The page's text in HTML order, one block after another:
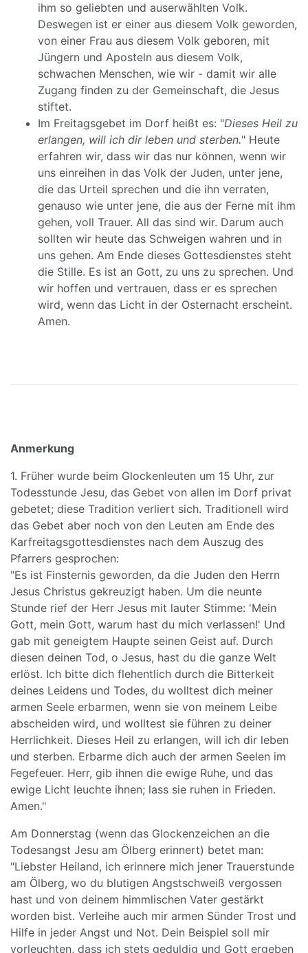
ihm so geliebten und auserwählten Volk.
Deswegen ist er einer aus diesem Volk geworden,
von einer Frau aus diesem Volk geboren, mit
Jüngern und Aposteln aus diesem Volk,
schwachen Menschen, wie wir - damit wir alle
Zugang finden zu der Gemeinschaft, die Jesus
stiftet.
Im Freitagsgebet im Dorf heißt es: "Dieses Heil zu
erlangen, will ich dir leben und sterben." Heute
erfahren wir, dass wir das nur können, wenn wir
uns einreihen in das Volk der Juden, unter jene,
die das Urteil sprechen und die ihn verraten,
genauso wie unter jene, die aus der Ferne mit ihm
gehen, voll Trauer. All das sind wir. Darum auch
sollten wir heute das Schweigen wahren und in
uns gehen. Am Ende dieses Gottesdienstes steht
die Stille. Es ist an Gott, zu uns zu sprechen. Und
wir hoffen und vertrauen, dass er es sprechen
wird, wenn das Licht in der Osternacht erscheint.
Amen.
Anmerkung
1. Früher wurde beim Glockenleuten um 15 Uhr, zur
Todesstunde Jesu, das Gebet von allen im Dorf privat
gebetet; diese Tradition verliert sich. Traditionell wird
das Gebet aber noch von den Leuten am Ende des
Karfreitagsgottesdienstes nach dem Auszug des
Pfarrers gesprochen:
"Es ist Finsternis geworden, da die Juden den Herrn
Jesus Christus gekreuzigt haben. Um die neunte
Stunde rief der Herr Jesus mit lauter Stimme: 'Mein
Gott, mein Gott, warum hast du mich verlassen!' Und
gab mit geneigtem Haupte seinen Geist auf. Durch
diesen deinen Tod, o Jesus, hast du die ganze Welt
erlöst. Ich bitte dich flehentlich durch die Bitterkeit
deines Leidens und Todes, du wolltest dich meiner
armen Seele erbarmen, wenn sie von meinem Leibe
abscheiden wird, und wolltest sie führen zu deiner
Herrlichkeit. Dieses Heil zu erlangen, will ich dir leben
und sterben. Erbarme dich auch der armen Seelen im
Fegefeuer. Herr, gib ihnen die ewige Ruhe, und das
ewige Licht leuchte ihnen; lass sie ruhen in Frieden.
Amen."
Am Donnerstag (wenn das Glockenzeichen an die
Todesangst Jesu am Ölberg erinnert) betet man:
"Liebster Heiland, ich erinnere mich jener Trauerstunde
am Ölberg, wo du blutigen Angstschweiß vergossen
hast und von deinem himmlischen Vater gestärkt
worden bist. Verleihe auch mir armen Sünder Trost und
Hilfe in jeder Angst und Not. Dein Beispiel soll mir
vorleuchten, dass ich stets geduldig und Gott ergeben